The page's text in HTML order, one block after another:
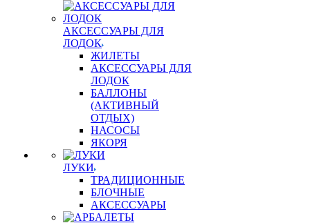
АКСЕССУАРЫ ДЛЯ
ЛОДОК
ЖИЛЕТЫ
АКСЕССУАРЫ ДЛЯ
ЛОДОК
БАЛЛОНЫ
(АКТИВНЫЙ
ОТДЫХ)
НАСОСЫ
ЯКОРЯ
ЛУКИ
ТРАДИЦИОННЫЕ
БЛОЧНЫЕ
АКСЕССУАРЫ